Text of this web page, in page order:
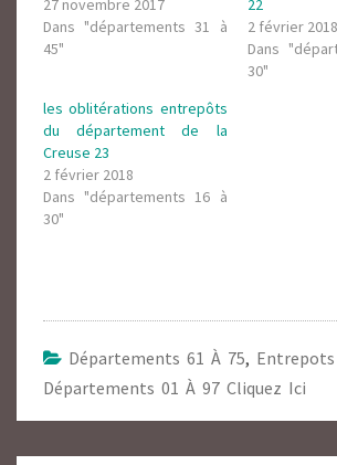
27 novembre 2017
Dans "départements 31 à
45"
22
2 février 2018
Dans
30"
les oblitérations entrepôts
du département de la
Creuse 23
2 février 2018
Dans "départements 16 à
30"
Départements 61 À 75, Entrepots
Départements 01 À 97 Cliquez Ici